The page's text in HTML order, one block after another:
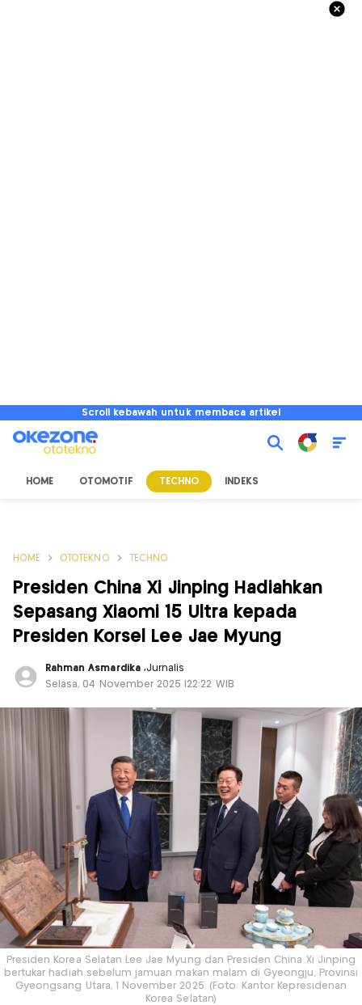
Scroll kebawah untuk membaca artikel
HOME OTOMOTIF TECHNO INDEKS
HOME OTOTEKNO TECHNO
Presiden China Xi Jinping Hadiahkan
Sepasang Xiaomi 15 Ultra kepada
Presiden Korsel Lee Jae Myung
Rahman Asmardika ,Jurnalis
Selasa, 04 November 2025 |22:22 WIB
Presiden Korea Selatan Lee Jae Myung dan Presiden China Xi Jinping
bertukar hadiah sebelum jamuan makan malam di Gyeongju, Provinsi
Gyeongsang Utara, 1 November 2025. (Foto: Kantor Kepresidenan
Korea Selatan)